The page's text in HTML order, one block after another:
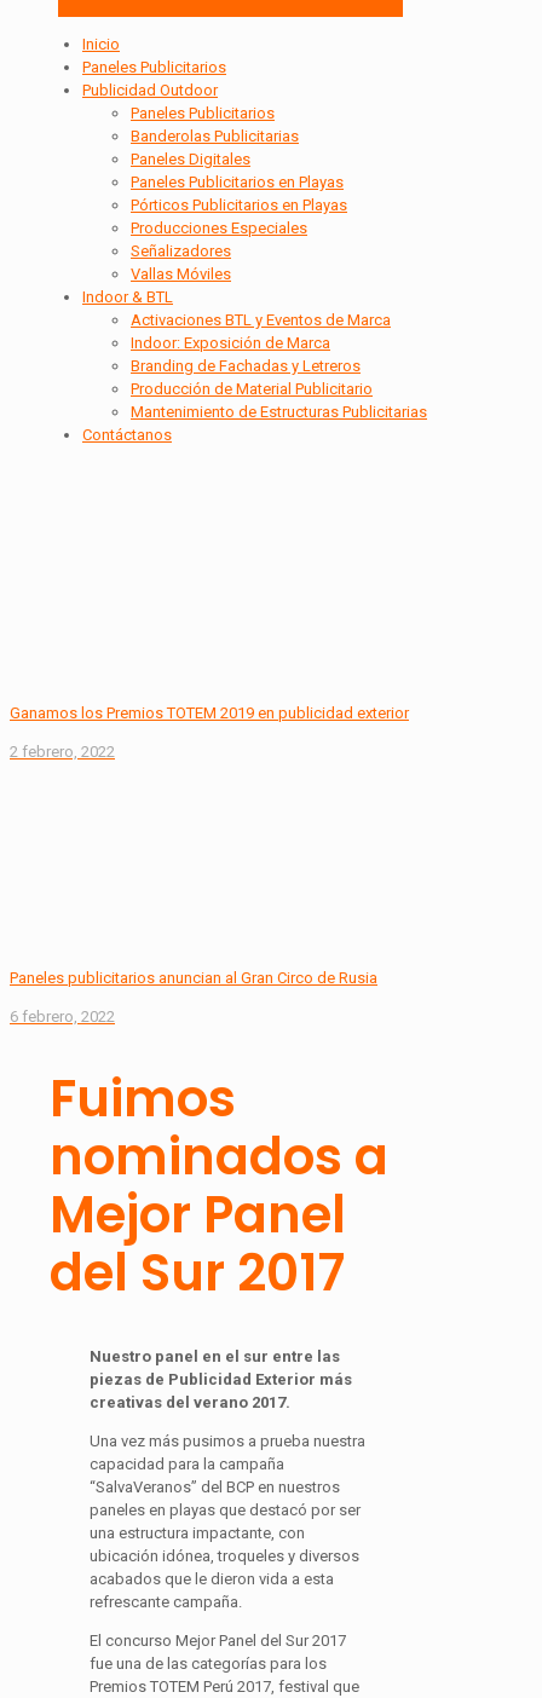
Inicio
Paneles Publicitarios
Publicidad Outdoor
Paneles Publicitarios
Banderolas Publicitarias
Paneles Digitales
Paneles Publicitarios en Playas
Pórticos Publicitarios en Playas
Producciones Especiales
Señalizadores
Vallas Móviles
Indoor & BTL
Activaciones BTL y Eventos de Marca
Indoor: Exposición de Marca
Branding de Fachadas y Letreros
Producción de Material Publicitario
Mantenimiento de Estructuras Publicitarias
Contáctanos
Ganamos los Premios TOTEM 2019 en publicidad exterior
2 febrero, 2022
Paneles publicitarios anuncian al Gran Circo de Rusia
6 febrero, 2022
Fuimos
nominados a
Mejor Panel
del Sur 2017
Nuestro panel en el sur entre las
piezas de Publicidad Exterior más
creativas del verano 2017.
Una vez más pusimos a prueba nuestra
capacidad para la campaña
“SalvaVeranos” del BCP en nuestros
paneles en playas que destacó por ser
una estructura impactante, con
ubicación idónea, troqueles y diversos
acabados que le dieron vida a esta
refrescante campaña.
El concurso Mejor Panel del Sur 2017
fue una de las categorías para los
Premios TOTEM Perú 2017, festival que